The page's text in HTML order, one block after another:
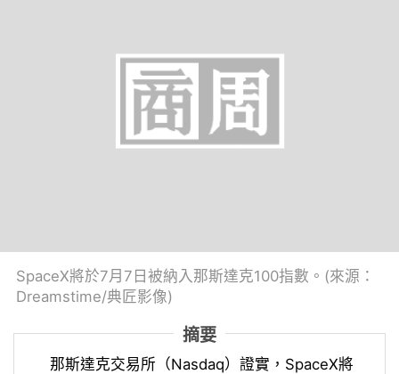
SpaceX將於7月7日被納入那斯達克100指數。(來源：
Dreamstime/典匠影像)
摘要
那斯達克交易所（Nasdaq）證實，SpaceX將